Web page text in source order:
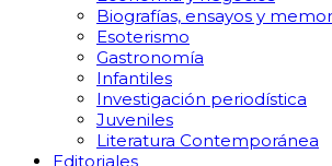
Biografías, ensayos y
Esoterismo
Gastronomía
Infantiles
Investigación periodística
Juveniles
Literatura Contemporánea
Editoriales